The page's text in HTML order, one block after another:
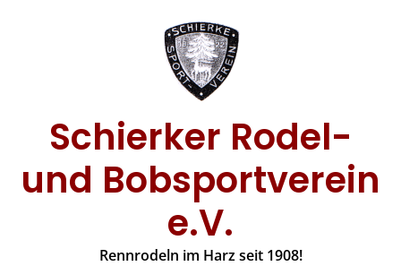
Schierker Rodel-
und Bobsportverein
e.V.
Rennrodeln im Harz seit 1908!